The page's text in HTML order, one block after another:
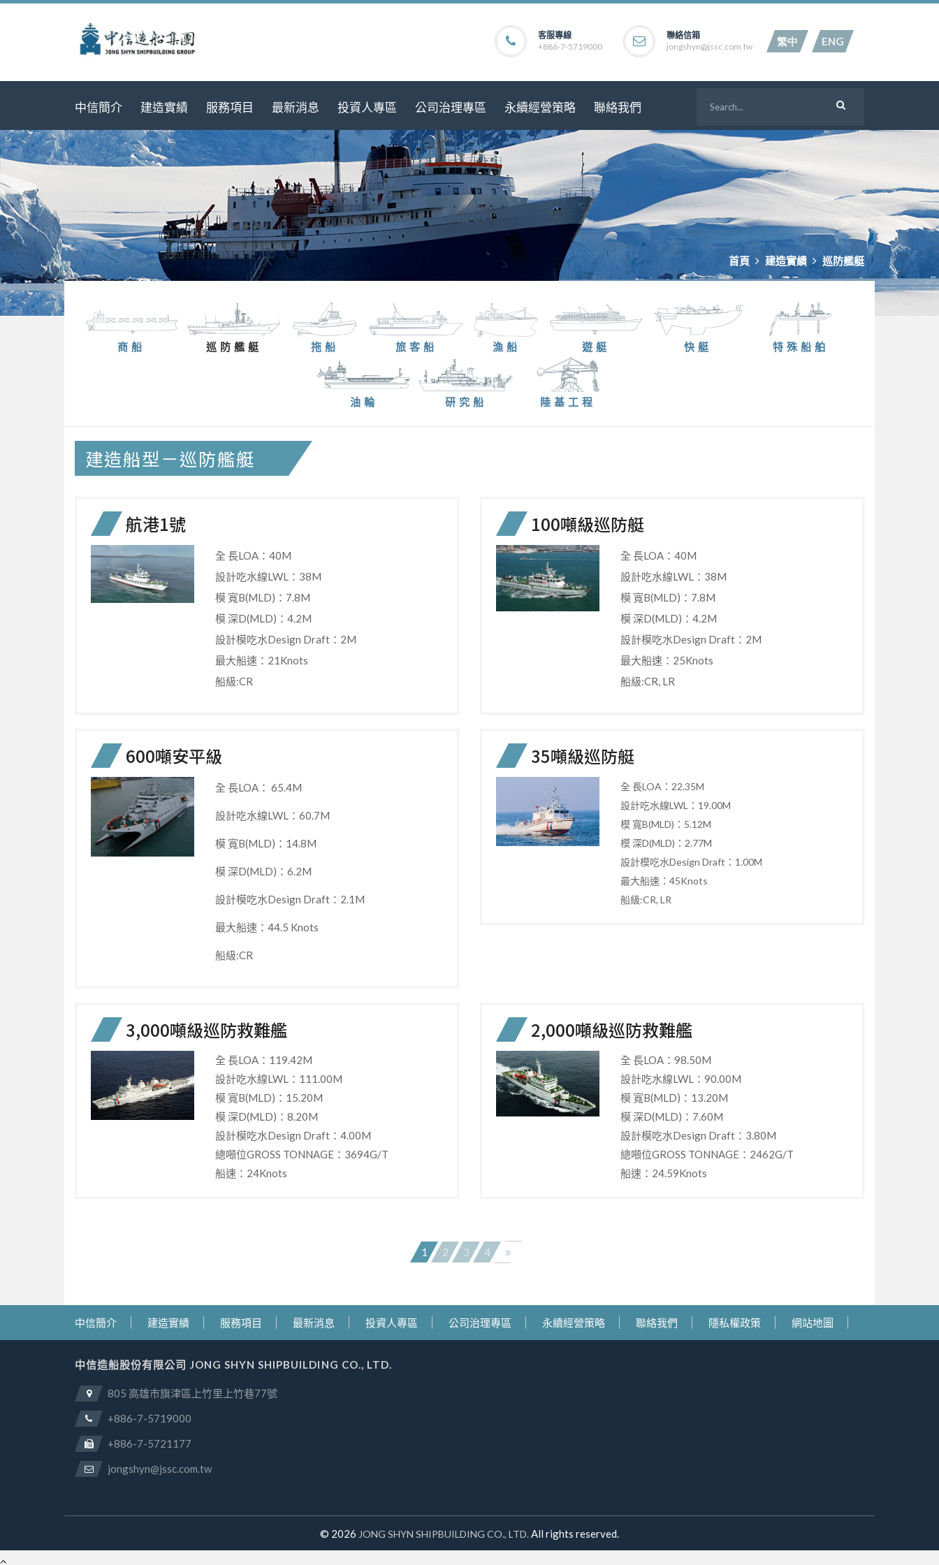
客服專線
+886-7-5719000
聯絡信箱
jongshyn@jssc.com.tw
繁中 ENG
中信簡介 建造實績 服務項目 最新消息 投資人專區 公司治理專區 永續經營策略 聯絡我們
首頁 建造實績 巡防艦艇
商船 巡防艦艇 拖船 旅客船 漁船 遊艇 快艇 特殊船舶
油輪 研究船 陸基工程
建造船型－巡防艦艇
航港1號
全 長LOA：40M
設計吃水線LWL：38M
模 寬B(MLD)：7.8M
模 深D(MLD)：4.2M
設計模吃水Design Draft：2M
最大船速：21Knots
船級:CR
100噸級巡防艇
全 長LOA：40M
設計吃水線LWL：38M
模 寬B(MLD)：7.8M
模 深D(MLD)：4.2M
設計模吃水Design Draft：2M
最大船速：25Knots
船級:CR, LR
600噸安平級
全 長LOA： 65.4M
設計吃水線LWL：60.7M
模 寬B(MLD)：14.8M
模 深D(MLD)：6.2M
設計模吃水Design Draft：2.1M
最大船速：44.5 Knots
船級:CR
35噸級巡防艇
全 長LOA：22.35M
設計吃水線LWL：19.00M
模 寬B(MLD)：5.12M
模 深D(MLD)：2.77M
設計模吃水Design Draft：1.00M
最大船速：45Knots
船級:CR, LR
3,000噸級巡防救難艦
全 長LOA：119.42M
設計吃水線LWL：111.00M
模 寬B(MLD)：15.20M
模 深D(MLD)：8.20M
設計模吃水Design Draft：4.00M
總噸位GROSS TONNAGE：3694G/T
船速：24Knots
2,000噸級巡防救難艦
全 長LOA：98.50M
設計吃水線LWL：90.00M
模 寬B(MLD)：13.20M
模 深D(MLD)：7.60M
設計模吃水Design Draft：3.80M
總噸位GROSS TONNAGE：2462G/T
船速：24.59Knots
1 2 3 4
中信簡介 建造實績 服務項目 最新消息 投資人專區 公司治理專區 永續經營策略 聯絡我們 隱私權政策 網站地圖
中信造船股份有限公司 JONG SHYN SHIPBUILDING CO., LTD.
805 高雄市旗津區上竹里上竹巷77號
+886-7-5719000
+886-7-5721177
jongshyn@jssc.com.tw
© 2026 JONG SHYN SHIPBUILDING CO., LTD.All rights reserved.